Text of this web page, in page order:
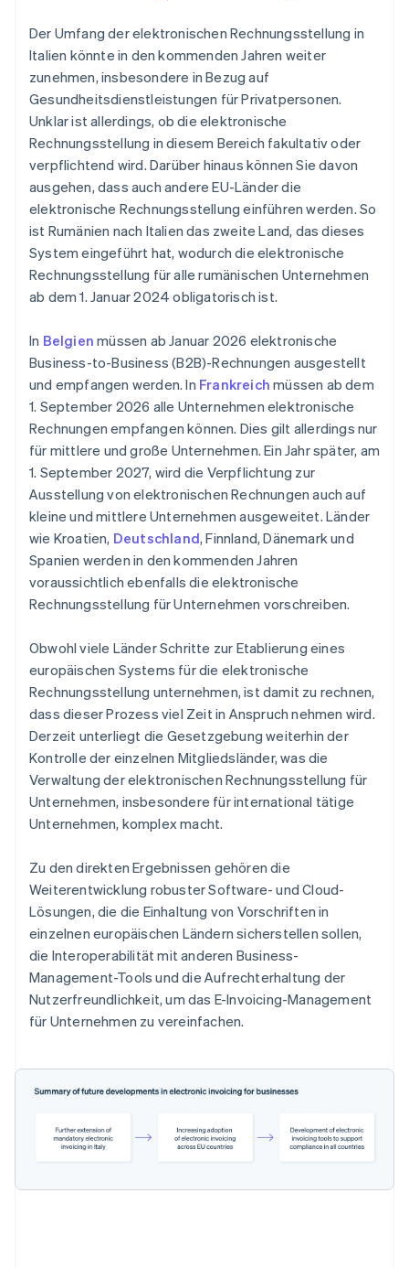
Der Umfang der elektronischen Rechnungsstellung in
Italien könnte in den kommenden Jahren weiter
zunehmen, insbesondere in Bezug auf
Gesundheitsdienstleistungen für Privatpersonen.
Unklar ist allerdings, ob die elektronische
Rechnungsstellung in diesem Bereich fakultativ oder
verpflichtend wird. Darüber hinaus können Sie davon
ausgehen, dass auch andere EU-Länder die
elektronische Rechnungsstellung einführen werden. So
ist Rumänien nach Italien das zweite Land, das dieses
System eingeführt hat, wodurch die elektronische
Rechnungsstellung für alle rumänischen Unternehmen
ab dem 1. Januar 2024 obligatorisch ist.
In Belgien müssen ab Januar 2026 elektronische
Business-to-Business (B2B)-Rechnungen ausgestellt
und empfangen werden. In Frankreich müssen ab dem
1. September 2026 alle Unternehmen elektronische
Rechnungen empfangen können. Dies gilt allerdings nur
für mittlere und große Unternehmen. Ein Jahr später, am
1. September 2027, wird die Verpflichtung zur
Ausstellung von elektronischen Rechnungen auch auf
kleine und mittlere Unternehmen ausgeweitet. Länder
wie Kroatien, Deutschland, Finnland, Dänemark und
Spanien werden in den kommenden Jahren
voraussichtlich ebenfalls die elektronische
Rechnungsstellung für Unternehmen vorschreiben.
Obwohl viele Länder Schritte zur Etablierung eines
europäischen Systems für die elektronische
Rechnungsstellung unternehmen, ist damit zu rechnen,
dass dieser Prozess viel Zeit in Anspruch nehmen wird.
Derzeit unterliegt die Gesetzgebung weiterhin der
Kontrolle der einzelnen Mitgliedsländer, was die
Verwaltung der elektronischen Rechnungsstellung für
Unternehmen, insbesondere für international tätige
Unternehmen, komplex macht.
Zu den direkten Ergebnissen gehören die
Weiterentwicklung robuster Software- und Cloud-
Lösungen, die die Einhaltung von Vorschriften in
einzelnen europäischen Ländern sicherstellen sollen,
die Interoperabilität mit anderen Business-
Management-Tools und die Aufrechterhaltung der
Nutzerfreundlichkeit, um das E-Invoicing-Management
für Unternehmen zu vereinfachen.